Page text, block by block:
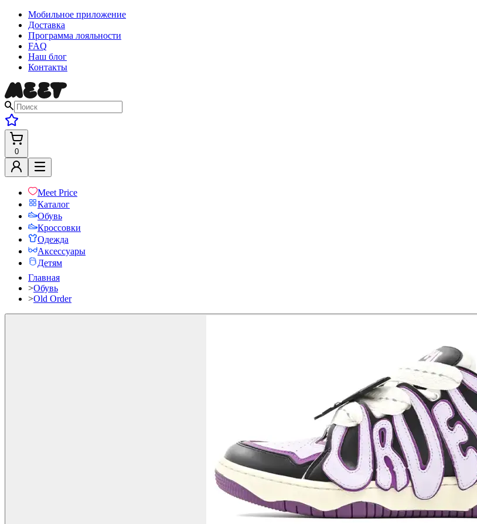
Мобильное приложение
Доставка
Программа лояльности
FAQ
Наш блог
Контакты
0
Meet Price
Каталог
Обувь
Кроссовки
Одежда
Аксессуары
Детям
Главная
>Обувь
>Old Order